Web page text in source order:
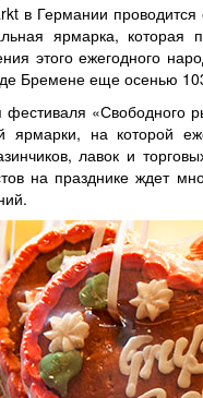
в Германии
ярмарка, которая
этого ежегодного
Бремене еще осенью
фестиваля «Свободного
ярмарки, на которой
лавок и
на празднике ждет